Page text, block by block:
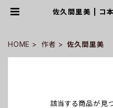
佐久間里美 | コ
HOME 作者 佐久間里美
該当する商品が見